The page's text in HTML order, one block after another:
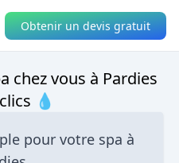
Obtenir un devis gratuit
chez vous à Pardies
💧
pour votre spa à